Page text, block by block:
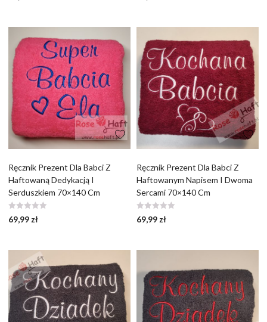
Ręcznik Prezent Dla Babci Z
Haftowaną Dedykacją I
Serduszkiem 70×140 Cm
69,99 zł
Ręcznik Prezent Dla Babci Z
Haftowanym Napisem I Dwoma
Sercami 70×140 Cm
69,99 zł